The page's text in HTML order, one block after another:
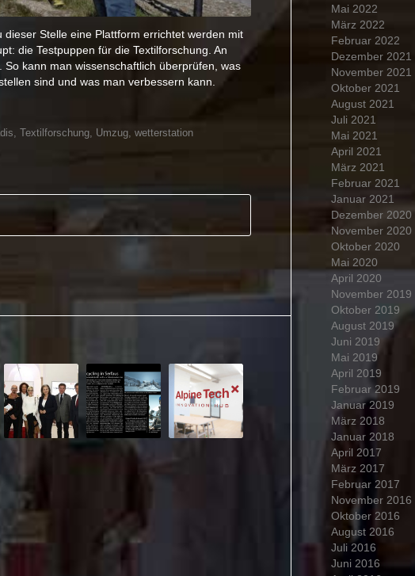
Stelle eine Plattform errichtet werden mit
die Testpuppen für die Textilforschung. An
kann man wissenschaftlich überprüfen, was
sind und was man verbessern kann.
Textilforschung Umzug wetterstation
Mai 2022
März 2022
Februar 2022
Dezember 2021
November 2021
Oktober 2021
August 2021
Juli 2021
Mai 2021
April 2021
März 2021
Februar 2021
Januar 2021
Dezember 2020
November 2020
Oktober 2020
Mai 2020
April 2020
November 2019
Oktober 2019
August 2019
Juni 2019
Mai 2019
April 2019
Februar 2019
Januar 2019
März 2018
Januar 2018
April 2017
März 2017
Februar 2017
November 2016
Oktober 2016
August 2016
Juli 2016
Juni 2016